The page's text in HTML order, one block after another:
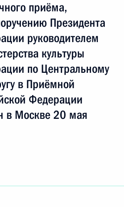
приёма,
Президента
руководителем
культуры
по Центральному
в Приёмной
Федерации
в Москве 20 мая